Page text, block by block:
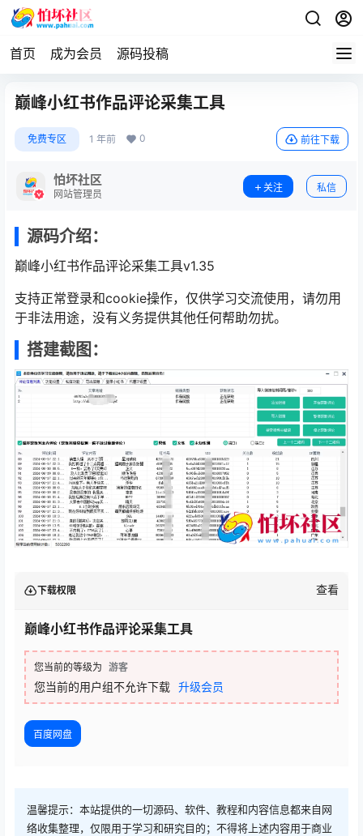
首页 成为会员 源码投稿
巅峰小红书作品评论采集工具
免费专区 1 年前 0 前往下载
怕坏社区
网站管理员
关注 私信
源码介绍：
巅峰小红书作品评论采集工具v1.35
支持正常登录和cookie操作，仅供学习交流使用，请勿用
于非法用途，没有义务提供其他任何帮助勿扰。
搭建截图：
下载权限 查看
巅峰小红书作品评论采集工具
您当前的等级为 游客
您当前的用户组不允许下载 升级会员
百度网盘
温馨提示：本站提供的一切源码、软件、教程和内容信息都来自网
络收集整理，仅限用于学习和研究目的；不得将上述内容用于商业